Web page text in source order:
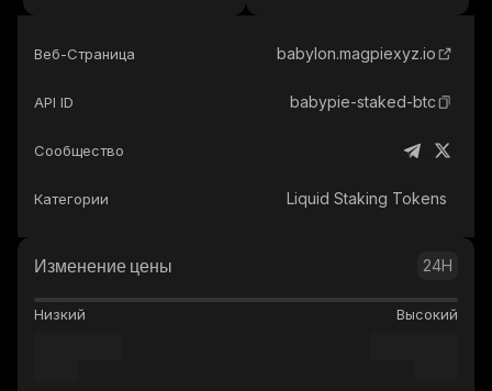
Веб-Страница babylon.magpiexyz.io
API ID babypie-staked-btc
Сообщество
Категории Liquid Staking Tokens
Изменение цены 24H
Низкий Высокий